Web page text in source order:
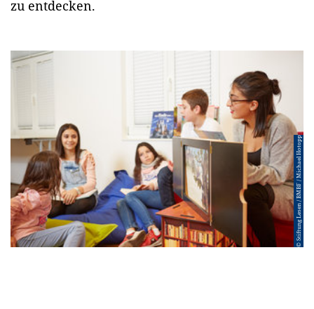
zu entdecken.
© Stiftung Lesen / BMBF / Michael Hotopp